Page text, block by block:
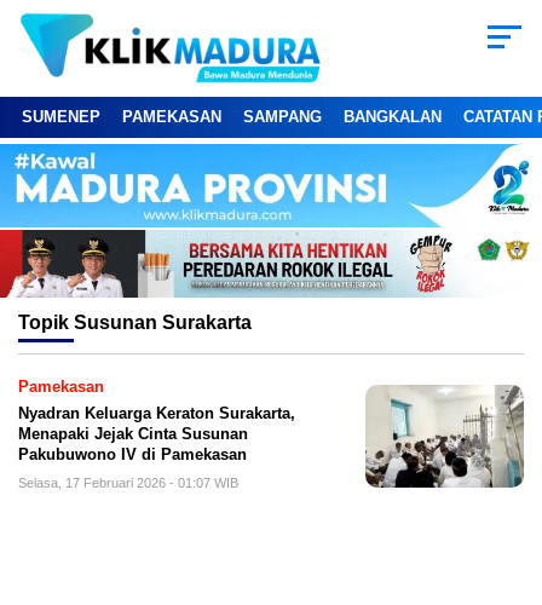
SUMENEP PAMEKASAN SAMPANG BANGKALAN CATATAN
Topik Susunan Surakarta
Pamekasan
Nyadran Keluarga Keraton Surakarta,
Menapaki Jejak Cinta Susunan
Pakubuwono IV di Pamekasan
Selasa, 17 Februari 2026 - 01:07 WIB